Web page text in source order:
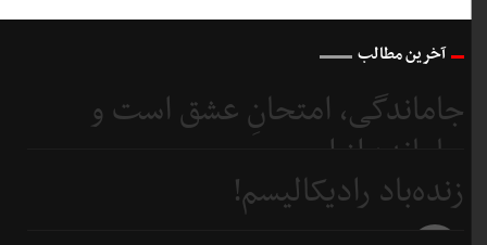
آخرین مطالب
جاماندگی، امتحانِ عشق است و
جامانده از اربعین...
6 روز
زنده‌باد رادیکالیسم!